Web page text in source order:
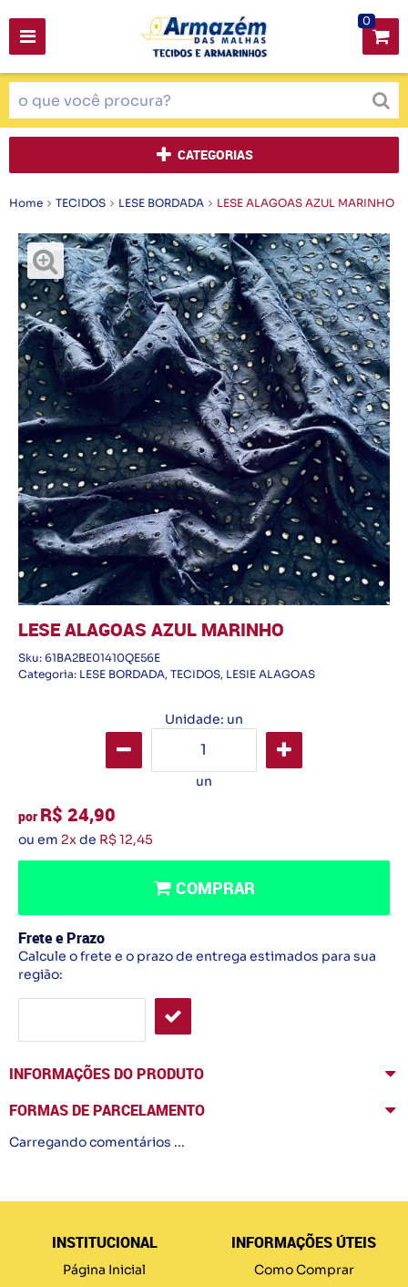
0
CATEGORIAS
Home TECIDOS LESE BORDADA LESE ALAGOAS AZUL MARINHO
LESE ALAGOAS AZUL MARINHO
Sku: 61BA2BE01410QE56E
Categoria: LESE BORDADA, TECIDOS, LESIE ALAGOAS
Unidade: un
un
por R$ 24,90
ou em 2xde R$ 12,45
COMPRAR
Frete e Prazo
Calcule o frete e o prazo de entrega estimados para sua
região:
INFORMAÇÕES DO PRODUTO
FORMAS DE PARCELAMENTO
Carregando comentários ...
INSTITUCIONAL
Página Inicial
INFORMAÇÕES ÚTEIS
Como Comprar